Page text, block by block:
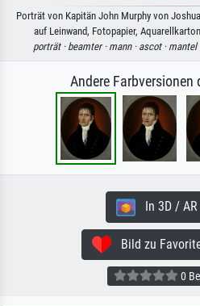
Porträt von Kapitän John Murphy von
auf Leinwand, Fotopapier,
porträt · beamter · mann · ascot · mantel
Andere Farbversionen
In 3D /
Bild zu
0